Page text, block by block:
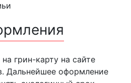
грин-карту на сайте
Дальнейшее оформление